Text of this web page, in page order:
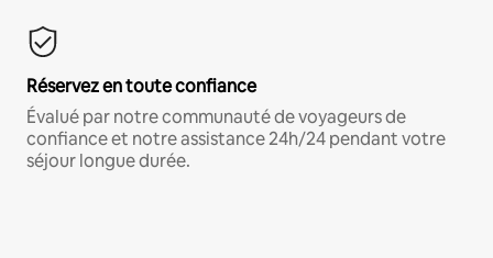
Réservez en toute confiance
Évalué par notre communauté de voyageurs de
confiance et notre assistance 24h/24 pendant votre
séjour longue durée.